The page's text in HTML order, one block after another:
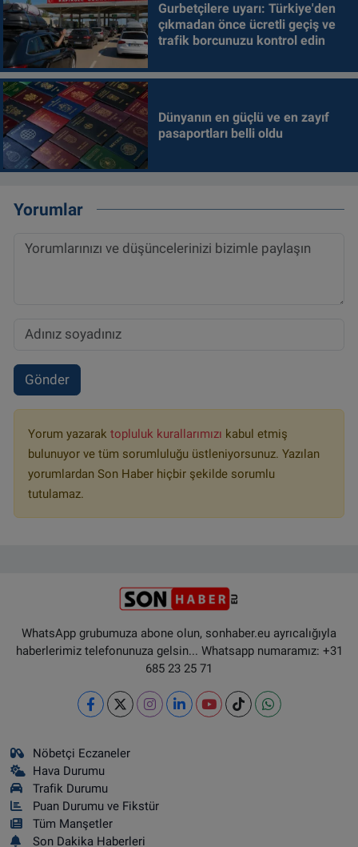
Gurbetçilere uyarı: Türkiye'den
çıkmadan önce ücretli geçiş ve
trafik borcunuzu kontrol edin
Dünyanın en güçlü ve en zayıf
pasaportları belli oldu
Yorumlar
Gönder
Yorum yazarak topluluk kurallarımızı kabul etmiş
bulunuyor ve tüm sorumluluğu üstleniyorsunuz. Yazılan
yorumlardan Son Haber hiçbir şekilde sorumlu
tutulamaz.
WhatsApp grubumuza abone olun, sonhaber.eu ayrıcalığıyla
haberlerimiz telefonunuza gelsin... Whatsapp numaramız: +31
685 23 25 71
Nöbetçi Eczaneler
Hava Durumu
Trafik Durumu
Puan Durumu ve Fikstür
Tüm Manşetler
Son Dakika Haberleri